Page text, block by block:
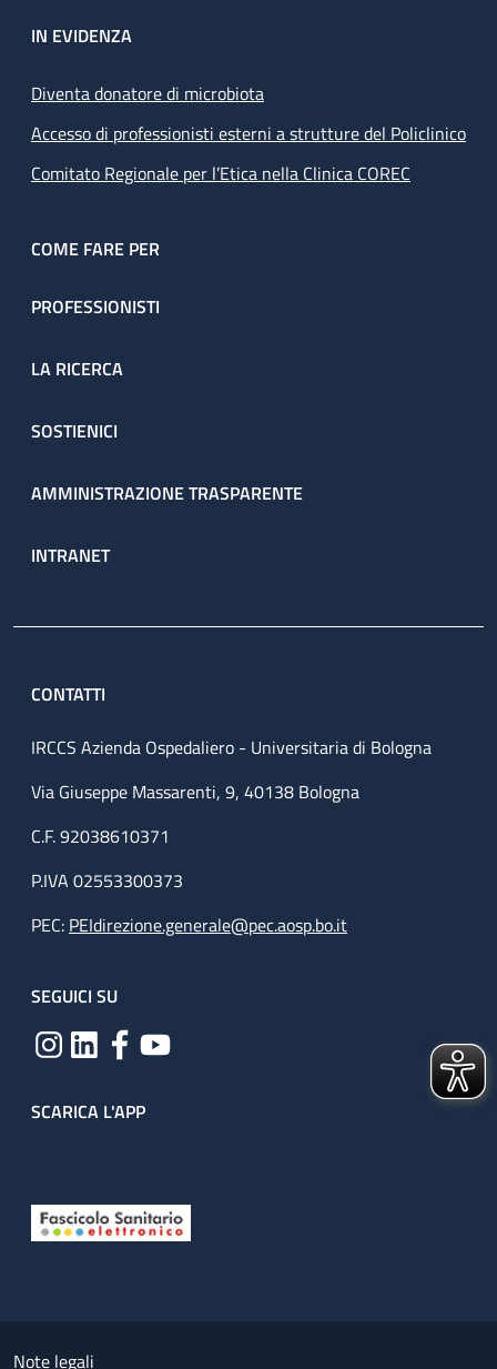
IN EVIDENZA
Diventa donatore di microbiota
Accesso di professionisti esterni a strutture del Policlinico
Comitato Regionale per l’Etica nella Clinica COREC
COME FARE PER
PROFESSIONISTI
LA RICERCA
SOSTIENICI
AMMINISTRAZIONE TRASPARENTE
INTRANET
CONTATTI
IRCCS Azienda Ospedaliero - Universitaria di Bologna
Via Giuseppe Massarenti, 9, 40138 Bologna
C.F. 92038610371
P.IVA 02553300373
PEC: PEIdirezione.generale@pec.aosp.bo.it
SEGUICI SU
SCARICA L'APP
Small prints
Note legali